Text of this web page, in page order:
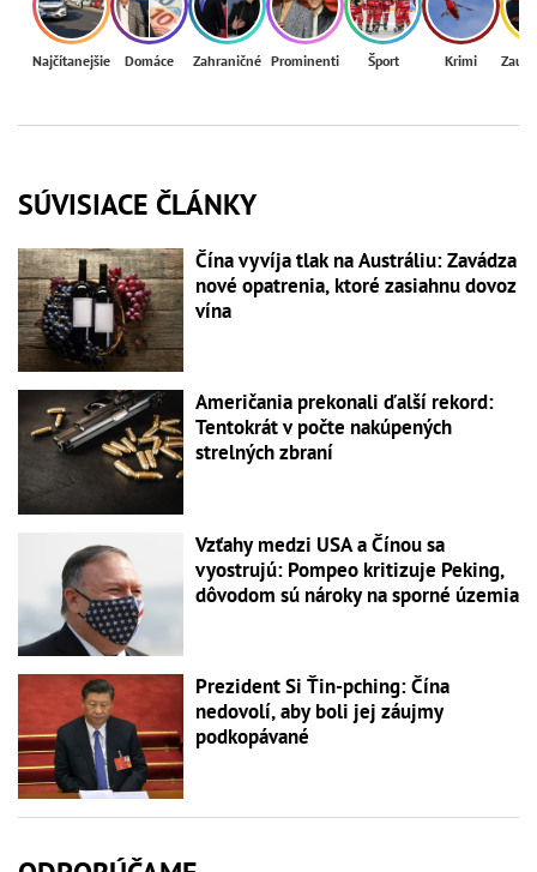
Najčítanejšie Domáce Zahraničné Prominenti Šport Krimi
SÚVISIACE ČLÁNKY
Čína vyvíja tlak na Austráliu: Zavádza
nové opatrenia, ktoré zasiahnu dovoz
vína
Američania prekonali ďalší rekord:
Tentokrát v počte nakúpených
strelných zbraní
Vzťahy medzi USA a Čínou sa
vyostrujú: Pompeo kritizuje Peking,
dôvodom sú nároky na sporné územia
Prezident Si Ťin-pching: Čína
nedovolí, aby boli jej záujmy
podkopávané